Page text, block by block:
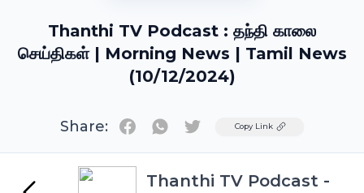
Thanthi TV Podcast : தந்தி காலை
செய்திகள் | Morning News | Tamil News
(10/12/2024)
Share: TwitterCopy Link
Thanthi TV Podcast -